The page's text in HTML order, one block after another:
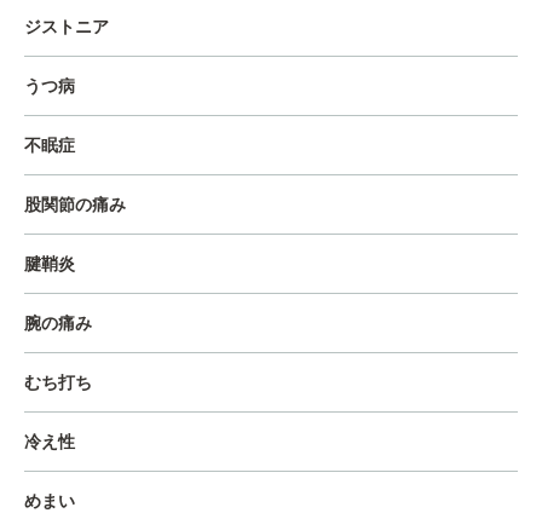
ジストニア
うつ病
不眠症
股関節の痛み
腱鞘炎
腕の痛み
むち打ち
冷え性
めまい